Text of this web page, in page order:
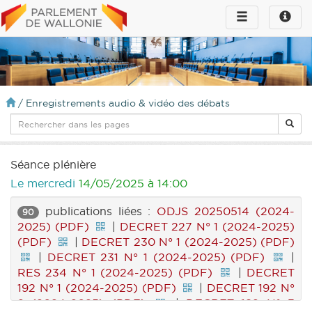
Toggle
infos
Toggle
navigation
/ Enregistrements audio & vidéo des débats
Séance plénière
Le mercredi 14/05/2025 à 14:00
90 publications liées : ODJS 20250514 (2024-
2025) (PDF)
| DECRET 227 N° 1 (2024-2025)
(PDF)
| DECRET 230 N° 1 (2024-2025) (PDF)
| DECRET 231 N° 1 (2024-2025) (PDF)
|
RES 234 N° 1 (2024-2025) (PDF)
| DECRET
192 N° 1 (2024-2025) (PDF)
| DECRET 192 N°
2 (2024-2025) (PDF)
|DECRET 192 N° 3